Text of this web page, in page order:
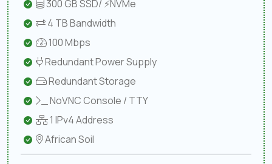
300 GB SSD/ ⚡NVMe
4 TB Bandwidth
100 Mbps
Redundant Power Supply
Redundant Storage
NoVNC Console / TTY
1 IPv4 Address
African Soil